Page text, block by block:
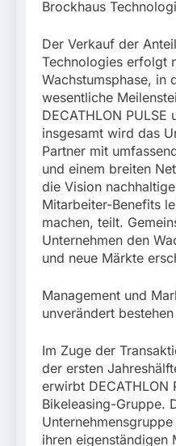
Brockhaus
Der Verkauf der
Technologies erfolgt
Wachstumsphase, in
wesentliche
DECATHLON PULSE
insgesamt wird das
Partner mit
und einem breiten
die Vision
Mitarbeiter-Benefits
machen, teilt.
Unternehmen den
und neue Märkte
Management und
unverändert bestehen
Im Zuge der
der ersten
erwirbt DECATHLON
Bikeleasing-Gruppe.
ihren eigenständigen